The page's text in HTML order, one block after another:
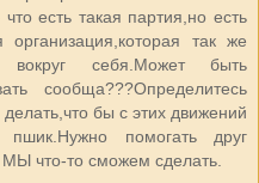
есть такая партия,но есть
так же
вокруг себя.Может быть
сообща???Определитесь
бы с этих движений
помогать друг
что-то сможем сделать.